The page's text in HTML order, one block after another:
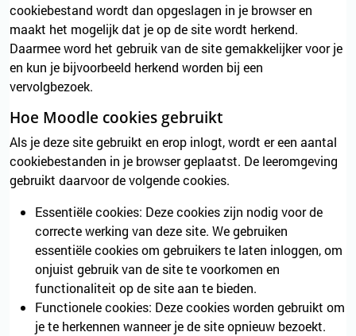
cookiebestand wordt dan opgeslagen in je browser en
maakt het mogelijk dat je op de site wordt herkend.
Daarmee word het gebruik van de site gemakkelijker voor je
en kun je bijvoorbeeld herkend worden bij een
vervolgbezoek.
Hoe Moodle cookies gebruikt
Als je deze site gebruikt en erop inlogt, wordt er een aantal
cookiebestanden in je browser geplaatst. De leeromgeving
gebruikt daarvoor de volgende cookies.
Essentiële cookies: Deze cookies zijn nodig voor de
correcte werking van deze site. We gebruiken
essentiële cookies om gebruikers te laten inloggen, om
onjuist gebruik van de site te voorkomen en
functionaliteit op de site aan te bieden.
Functionele cookies: Deze cookies worden gebruikt om
je te herkennen wanneer je de site opnieuw bezoekt.